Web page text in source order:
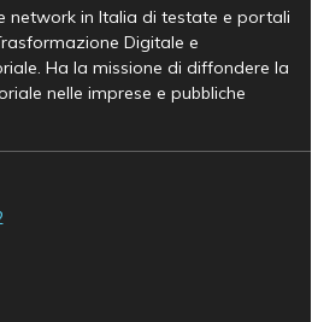
network in Italia di testate e portali
Digitale e
Ha la missione di diffondere la
nelle imprese e pubbliche